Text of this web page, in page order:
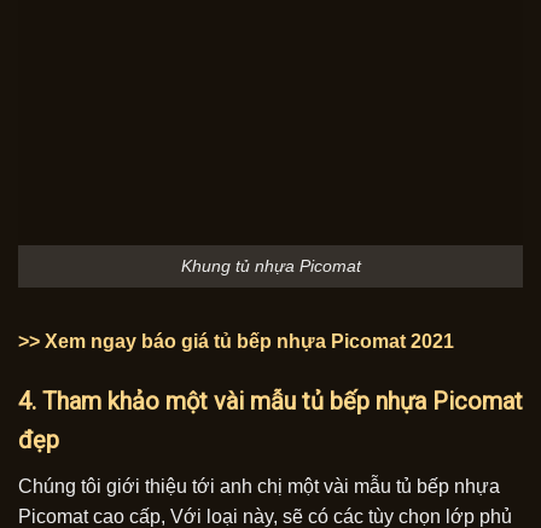
Khung tủ nhựa Picomat
>> Xem ngay báo giá tủ bếp nhựa Picomat 2021
4. Tham khảo một vài mẫu tủ bếp nhựa Picomat
đẹp
Chúng tôi giới thiệu tới anh chị một vài mẫu tủ bếp nhựa
Picomat cao cấp, Với loại này, sẽ có các tùy chọn lớp phủ